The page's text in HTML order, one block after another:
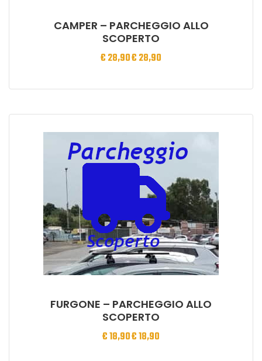
CAMPER – PARCHEGGIO ALLO
SCOPERTO
€28,90€28,90
FURGONE – PARCHEGGIO ALLO
SCOPERTO
€18,90€18,90